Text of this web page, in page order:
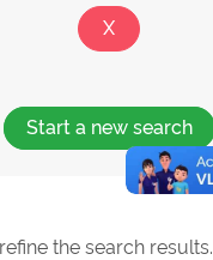
Start a new search
the search results.